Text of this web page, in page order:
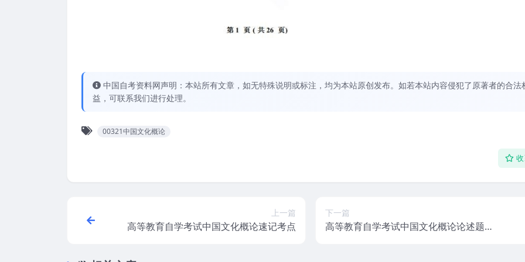
中国自考资料网声明：本站所有文章，如无特殊说明或标注，均为本站原创发布。如若本站内容侵犯了原著者的合法
益，可联系我们进行处理。
00321中国文化概论
上一篇
高等教育自学考试中国文化概论速记考点
下一篇
高等教育自学考试中国文化概论论述题重